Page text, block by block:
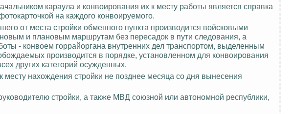
караула и конвоирования их к месту работы является справка
на каждого конвоируемого.
от места стройки обменного пункта производится войсковыми
и плановым маршрутам без пересадок в пути следования, а
- конвоем горрайоргана внутренних дел транспортом, выделенным
производится в порядке, установленном для конвоирования
других категорий осужденных.
нахождения стройки не позднее месяца со дня вынесения
стройки, а также МВД союзной или автономной республики,